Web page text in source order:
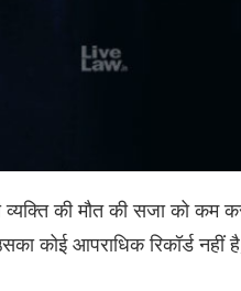
की मौत की सजा को कम
कोई आपराधिक रिकॉर्ड नहीं